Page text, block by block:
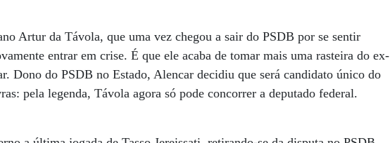
Artur da Távola, que uma vez chegou a sair do PSDB por se sentir
entrar em crise. É que ele acaba de tomar mais uma rasteira do ex-
Dono do PSDB no Estado, Alencar decidiu que será candidato único do
pela legenda, Távola agora só pode concorrer a deputado federal.